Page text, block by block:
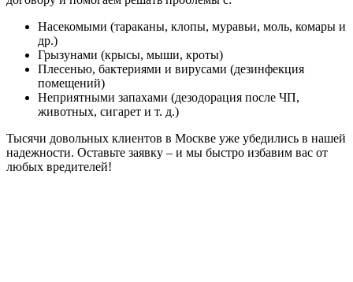
Насекомыми (тараканы, клопы, муравьи, моль, комары и
др.)
Грызунами (крысы, мыши, кроты)
Плесенью, бактериями и вирусами (дезинфекция
помещений)
Неприятными запахами (дезодорация после ЧП,
животных, сигарет и т. д.)
Тысячи довольных клиентов в Москве уже убедились в нашей
надежности. Оставьте заявку – и мы быстро избавим вас от
любых вредителей!